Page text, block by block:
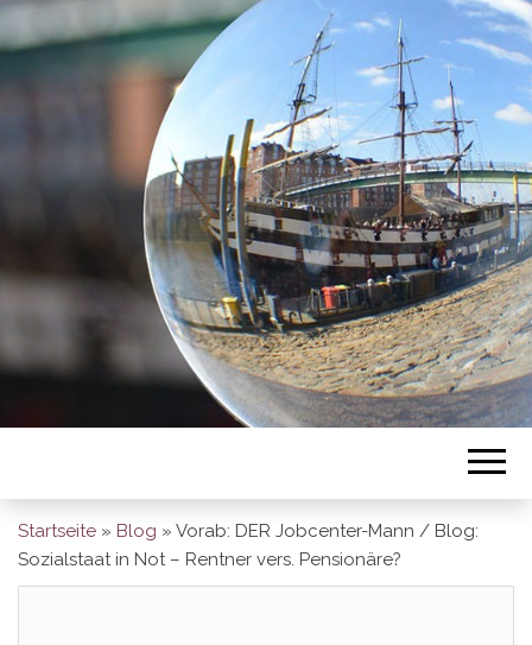
BREMEN SO
GESEHEN
Startseite » Blog » Vorab: DER Jobcenter-Mann / Blog:
Sozialstaat in Not – Rentner vers. Pensionäre?